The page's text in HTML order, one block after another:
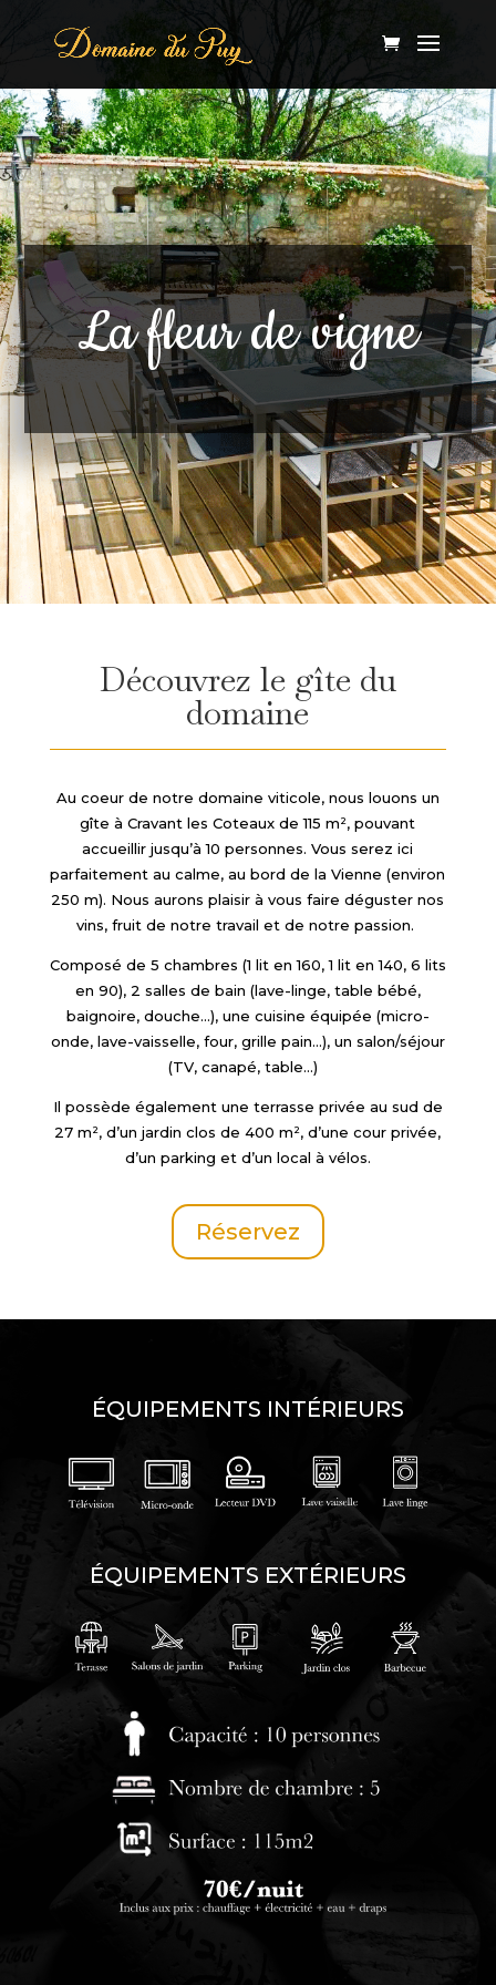
La fleur de vigne
Découvrez le gîte du
domaine
Au coeur de notre domaine viticole, nous louons un
gîte à Cravant les Coteaux de 115 m², pouvant
accueillir jusqu’à 10 personnes. Vous serez ici
parfaitement au calme, au bord de la Vienne (environ
250 m). Nous aurons plaisir à vous faire déguster nos
vins, fruit de notre travail et de notre passion.
Composé de 5 chambres (1 lit en 160, 1 lit en 140, 6 lits
en 90), 2 salles de bain (lave-linge, table bébé,
baignoire, douche…), une cuisine équipée (micro-
onde, lave-vaisselle, four, grille pain…), un salon/séjour
(TV, canapé, table…)
Il possède également une terrasse privée au sud de
27 m², d’un jardin clos de 400 m², d’une cour privée,
d’un parking et d’un local à vélos.
Réservez
ÉQUIPEMENTS INTÉRIEURS
ÉQUIPEMENTS EXTÉRIEURS